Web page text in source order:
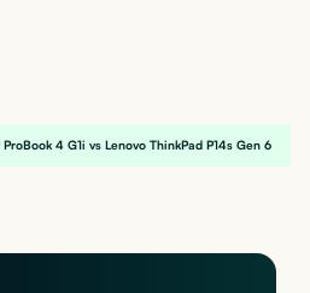
ProBook 4 G1i vs Lenovo ThinkPad P14s Gen 6